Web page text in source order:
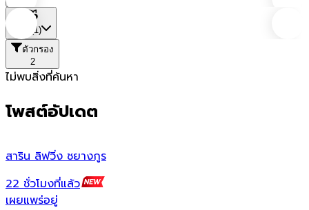
(1)
ตัวกรอง
2
ไม่พบสิ่งที่ค้นหา
โพสต์อัปเดต
สาริน ลิฟวิ่ง ชยางกูร
22 ชั่วโมงที่แล้ว
เผยแพร่อยู่